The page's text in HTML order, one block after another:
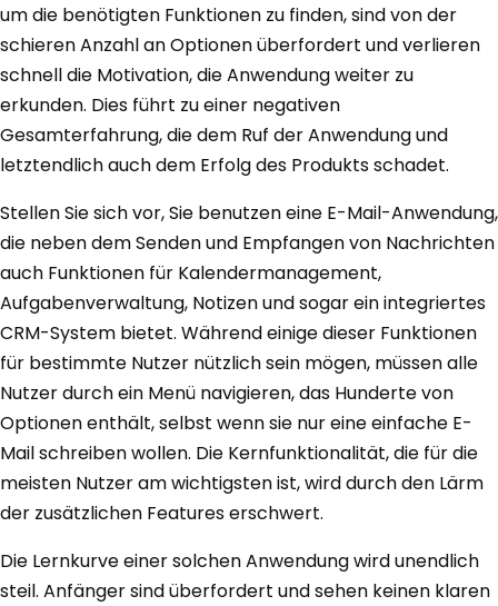
um die benötigten Funktionen zu finden, sind von der
schieren Anzahl an Optionen überfordert und verlieren
schnell die Motivation, die Anwendung weiter zu
erkunden. Dies führt zu einer negativen
Gesamterfahrung, die dem Ruf der Anwendung und
letztendlich auch dem Erfolg des Produkts schadet.
Stellen Sie sich vor, Sie benutzen eine E-Mail-Anwendung,
die neben dem Senden und Empfangen von Nachrichten
auch Funktionen für Kalendermanagement,
Aufgabenverwaltung, Notizen und sogar ein integriertes
CRM-System bietet. Während einige dieser Funktionen
für bestimmte Nutzer nützlich sein mögen, müssen alle
Nutzer durch ein Menü navigieren, das Hunderte von
Optionen enthält, selbst wenn sie nur eine einfache E-
Mail schreiben wollen. Die Kernfunktionalität, die für die
meisten Nutzer am wichtigsten ist, wird durch den Lärm
der zusätzlichen Features erschwert.
Die Lernkurve einer solchen Anwendung wird unendlich
steil. Anfänger sind überfordert und sehen keinen klaren